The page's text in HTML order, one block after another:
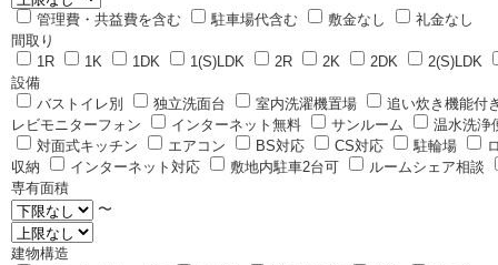
管理費・共益費を含む 駐車場代含む 敷金なし
礼金なし
間取り
1R
1K 1DK 1(S)LDK 2R 2K 2DK
2(S)LDK
設備
バストイレ別
独立洗面台 室内洗濯機置場
追い炊き機能付
レビモニターフォン
インターネット無料 サンルーム
温水洗浄
対面式キッチン
エアコン BS対応 CS対応 駐輪場
収納
インターネット対応 敷地内駐車2台可
ルームシェア相談
専有面積
〜
建物構造